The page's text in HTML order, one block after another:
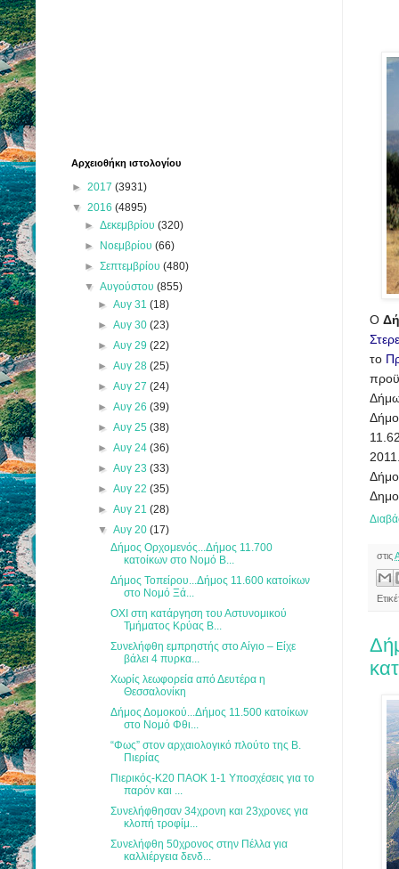
Ο
το
στις
Αρχειοθήκη ιστολογίου
► 2017 (3931)
▼ 2016 (4895)
►Δεκεμβρίου(320)
► Νοεμβρίου(66)
►Σεπτεμβρίου(480)
▼Αυγούστου(855)
► Αυγ 31 (18)
► Αυγ 30 (23)
► Αυγ 29 (22)
► Αυγ 28 (25)
► Αυγ 27 (24)
► Αυγ 26 (39)
► Αυγ 25 (38)
► Αυγ 24 (36)
► Αυγ 23 (33)
► Αυγ 22 (35)
► Αυγ 21 (28)
▼ Αυγ 20 (17)
Δήμος Ορχομενός...Δήμος 11.700
κατοίκων στο Νομό Β...
Δήμος Τοπείρου...Δήμος 11.600 κατοίκων
στο Νομό Ξά...
ΟΧΙ στη κατάργηση του Αστυνομικού
Τμήματος Κρύας Β...
Συνελήφθη εμπρηστής στο Αίγιο – Είχε
βάλει 4 πυρκα...
Χωρίς λεωφορεία από Δευτέρα η
Θεσσαλονίκη
Δήμος Δομοκού...Δήμος 11.500 κατοίκων
στο Νομό Φθι...
“Φως” στον αρχαιολογικό πλούτο της Β.
Πιερίας
Πιερικός-Κ20 ΠΑΟΚ 1-1 Υποσχέσεις για το
παρόν και ...
Συνελήφθησαν 34χρονη και 23χρονες για
κλοπή τροφίμ...
Συνελήφθη 50χρονος στην Πέλλα για
καλλιέργεια δενδ...